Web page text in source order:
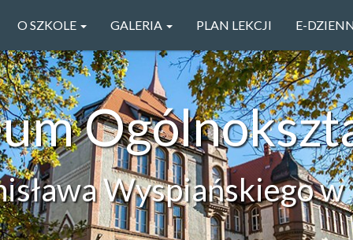
O SZKOLE GALERIA PLAN LEKCJI E-
Wyspiańskiego w